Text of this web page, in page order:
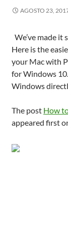
AGOSTO 23,
We’ve made
Here is the
your Mac with
for Windows
Windows
The post How
appeared first